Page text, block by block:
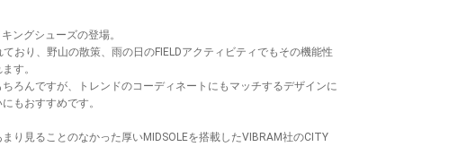
ングシューズの登場。
ており、野山の散策、雨の日のFIELDアクティビティでもその機能性
す。
ろんですが、トレンドのコーディネートにもマッチするデザインに
もおすすめです。
り見ることのなかった厚いMIDSOLEを搭載したVIBRAM社のCITY